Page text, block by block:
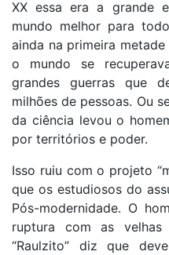
XX essa era a grande
mundo melhor para
ainda na primeira
o mundo se
grandes guerras que
milhões de pessoas. Ou
da ciência levou o
por territórios e poder.
Isso ruiu com o projeto
que os estudiosos do
Pós-modernidade. O
ruptura com as
“Raulzito” diz que